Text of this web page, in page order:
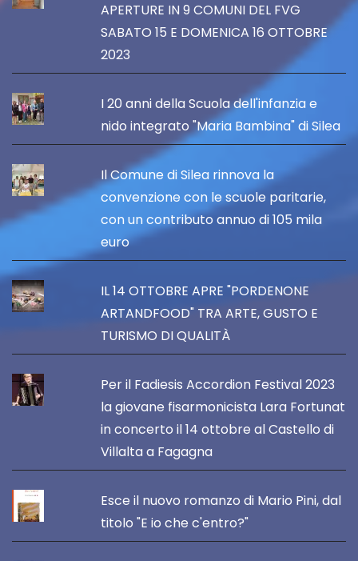
APERTURE IN 9 COMUNI DEL FVG
SABATO 15 E DOMENICA 16 OTTOBRE
2023
I 20 anni della Scuola dell'infanzia e
nido integrato "Maria Bambina" di Silea
Il Comune di Silea rinnova la
convenzione con le scuole paritarie,
con un contributo annuo di 105 mila
euro
IL 14 OTTOBRE APRE "PORDENONE
ARTANDFOOD" TRA ARTE, GUSTO E
TURISMO DI QUALITÀ
Per il Fadiesis Accordion Festival 2023
la giovane fisarmonicista Lara Fortunat
in concerto il 14 ottobre al Castello di
Villalta a Fagagna
Esce il nuovo romanzo di Mario Pini, dal
titolo "E io che c'entro?"